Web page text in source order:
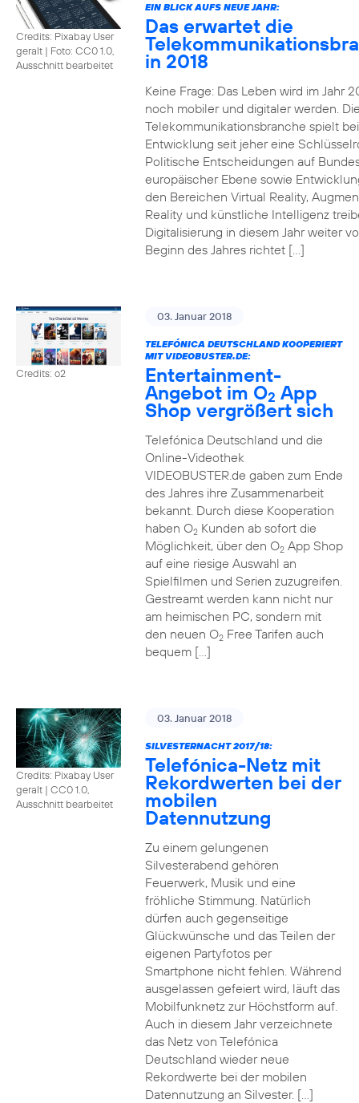
Credits: Pixabay User
geralt | Foto: CC0 1.0,
Ausschnitt bearbeitet
EIN BLICK AUFS NEUE JAHR:
Das erwartet die
in 2018
Keine Frage: Das Leben wird im Jahr
noch mobiler und digitaler werden.
Telekommunikationsbranche spielt
Entwicklung seit jeher eine
Politische Entscheidungen auf
europäischer Ebene sowie
den Bereichen Virtual Reality,
Reality und künstliche Intelligenz
Digitalisierung in diesem Jahr weiter
Beginn des Jahres richtet […]
Credits: o2
03. Januar 2018
TELEFÓNICA DEUTSCHLAND KOOPERIERT
MIT VIDEOBUSTER.DE:
Entertainment-
Angebot im O2 App
Shop vergrößert sich
Telefónica Deutschland und die
Online-Videothek
VIDEOBUSTER.de gaben zum Ende
des Jahres ihre Zusammenarbeit
bekannt. Durch diese Kooperation
haben O2Kunden ab sofort die
Möglichkeit, über den O2App Shop
auf eine riesige Auswahl an
Spielfilmen und Serien zuzugreifen.
Gestreamt werden kann nicht nur
am heimischen PC, sondern mit
den neuen O2Free Tarifen auch
bequem […]
Credits: Pixabay User
geralt | CC0 1.0,
Ausschnitt bearbeitet
03. Januar 2018
SILVESTERNACHT 2017/18:
Telefónica-Netz mit
Rekordwerten bei der
mobilen
Datennutzung
Zu einem gelungenen
Silvesterabend gehören
Feuerwerk, Musik und eine
fröhliche Stimmung. Natürlich
dürfen auch gegenseitige
Glückwünsche und das Teilen der
eigenen Partyfotos per
Smartphone nicht fehlen. Während
ausgelassen gefeiert wird, läuft das
Mobilfunknetz zur Höchstform auf.
Auch in diesem Jahr verzeichnete
das Netz von Telefónica
Deutschland wieder neue
Rekordwerte bei der mobilen
Datennutzung an Silvester. […]